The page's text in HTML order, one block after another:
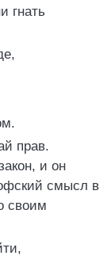
гнать
прав.
и он
смысл в
своим